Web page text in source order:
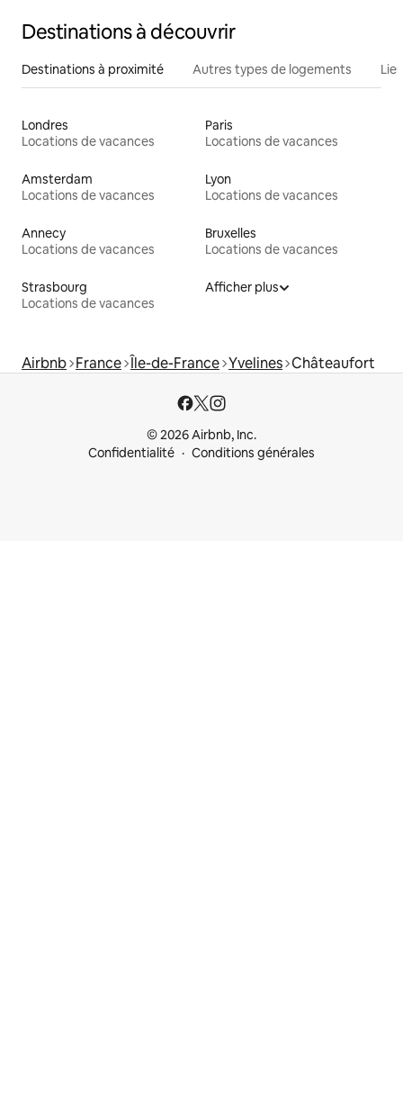
Destinations à découvrir
Destinations à proximité Autres types de logements
Londres
Locations de vacances
Paris
Locations de vacances
Amsterdam
Locations de vacances
Lyon
Locations de vacances
Annecy
Locations de vacances
Bruxelles
Locations de vacances
Strasbourg
Locations de vacances
Afficher plus
Airbnb France Île-de-France Yvelines Châteaufort
© 2026 Airbnb, Inc.
Confidentialité
Conditions générales